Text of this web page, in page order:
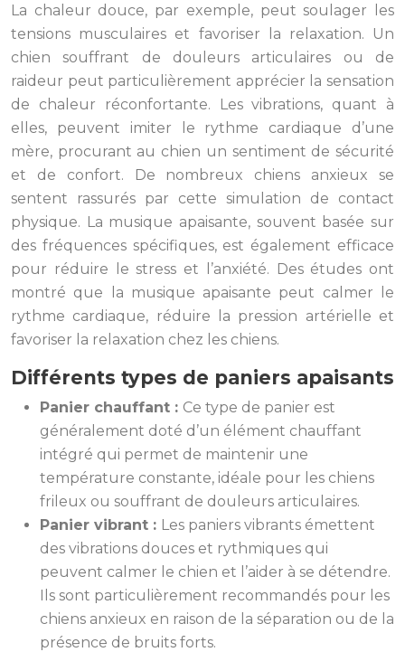
La chaleur douce, par exemple, peut soulager les
tensions musculaires et favoriser la relaxation. Un
chien souffrant de douleurs articulaires ou de
raideur peut particulièrement apprécier la sensation
de chaleur réconfortante. Les vibrations, quant à
elles, peuvent imiter le rythme cardiaque d’une
mère, procurant au chien un sentiment de sécurité
et de confort. De nombreux chiens anxieux se
sentent rassurés par cette simulation de contact
physique. La musique apaisante, souvent basée sur
des fréquences spécifiques, est également efficace
pour réduire le stress et l’anxiété. Des études ont
montré que la musique apaisante peut calmer le
rythme cardiaque, réduire la pression artérielle et
favoriser la relaxation chez les chiens.
Différents types de paniers apaisants
Panier chauffant : Ce type de panier est
généralement doté d’un élément chauffant
intégré qui permet de maintenir une
température constante, idéale pour les chiens
frileux ou souffrant de douleurs articulaires.
Panier vibrant : Les paniers vibrants émettent
des vibrations douces et rythmiques qui
peuvent calmer le chien et l’aider à se détendre.
Ils sont particulièrement recommandés pour les
chiens anxieux en raison de la séparation ou de la
présence de bruits forts.